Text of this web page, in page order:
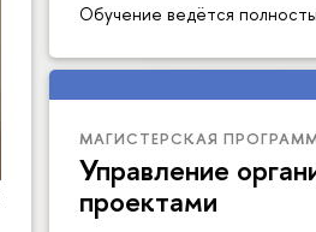
Обучение ведётся
МАГИСТЕРСКАЯ
Управление
проектами